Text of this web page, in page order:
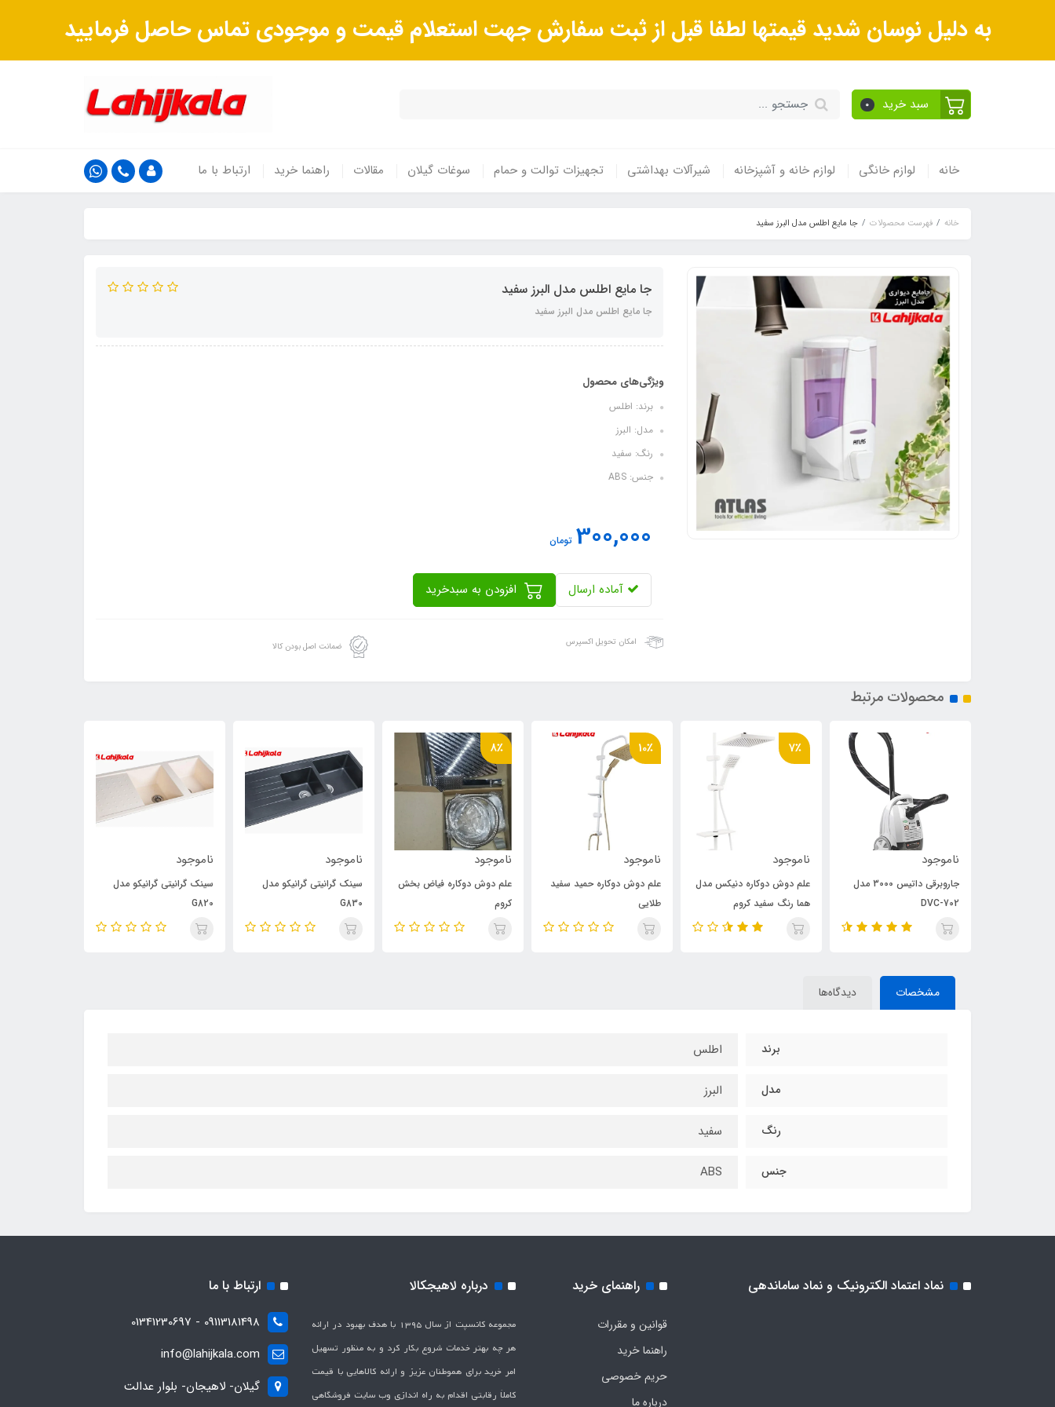
به دلیل نوسان شدید قیمتها لطفا قبل از ثبت سفارش جهت استعلام قیمت و موجودی تماس حاصل فرمایید
سبد خرید 0
خانه لوازم خانگی لوازم خانه و آشپزخانه شیرآلات بهداشتی تجهیزات توالت و حمام سوغات گیلان مقالات راهنما خرید ارتباط با ما
خانه فهرست محصولات جا مایع اطلس مدل البرز سفید
جا مایع اطلس مدل البرز سفید
جا مایع اطلس مدل البرز سفید
ویژگی‌های محصول
برند: اطلس
مدل: البرز
رنگ: سفید
جنس: ABS
300,000 تومان
آماده ارسال
امکان تحویل اکسپرس ضمانت اصل بودن کالا
محصولات مرتبط
ناموجود
جاروبرقی داتیس 3000 مدل
DVC-702
7٪
ناموجود
علم دوش دوکاره دنیکس مدل
هما رنگ سفید کروم
10٪
ناموجود
علم دوش دوکاره حمید سفید
طلایی
8٪
ناموجود
علم دوش دوکاره فیاض بخش
کروم
ناموجود
سینک گرانیتی گرانیکو مدل
G830
ناموجود
سینک گرانیتی گرانیکو مدل
G820
مشخصات دیدگاه‌ها
برند اطلس
مدل البرز
رنگ سفید
جنس ABS
نماد اعتماد الکترونیک و نماد ساماندهی راهنمای خرید
قوانین و مقررات
راهنما خرید
حریم خصوصی
درباره ما
درباره لاهیجکالا
مجموعه کانسپت از سال 1395 با هدف بهبود در ارائه
هر چه بهتر خدمات شروع بکار کرد و به منظور تسهیل
امر خرید برای هموطنان عزیز و ارائه کالاهایی با قیمت
کاملاَ رقابتی اقدام به راه اندازی وب سایت فروشگاهی
ارتباط با ما
09113181498 - 01341230697
info@lahijkala.com
گیلان- لاهیجان- بلوار عدالت